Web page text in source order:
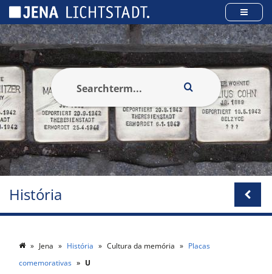
História
Jena História Cultura da memória
Placas
comemorativas
U
Cookies management panel